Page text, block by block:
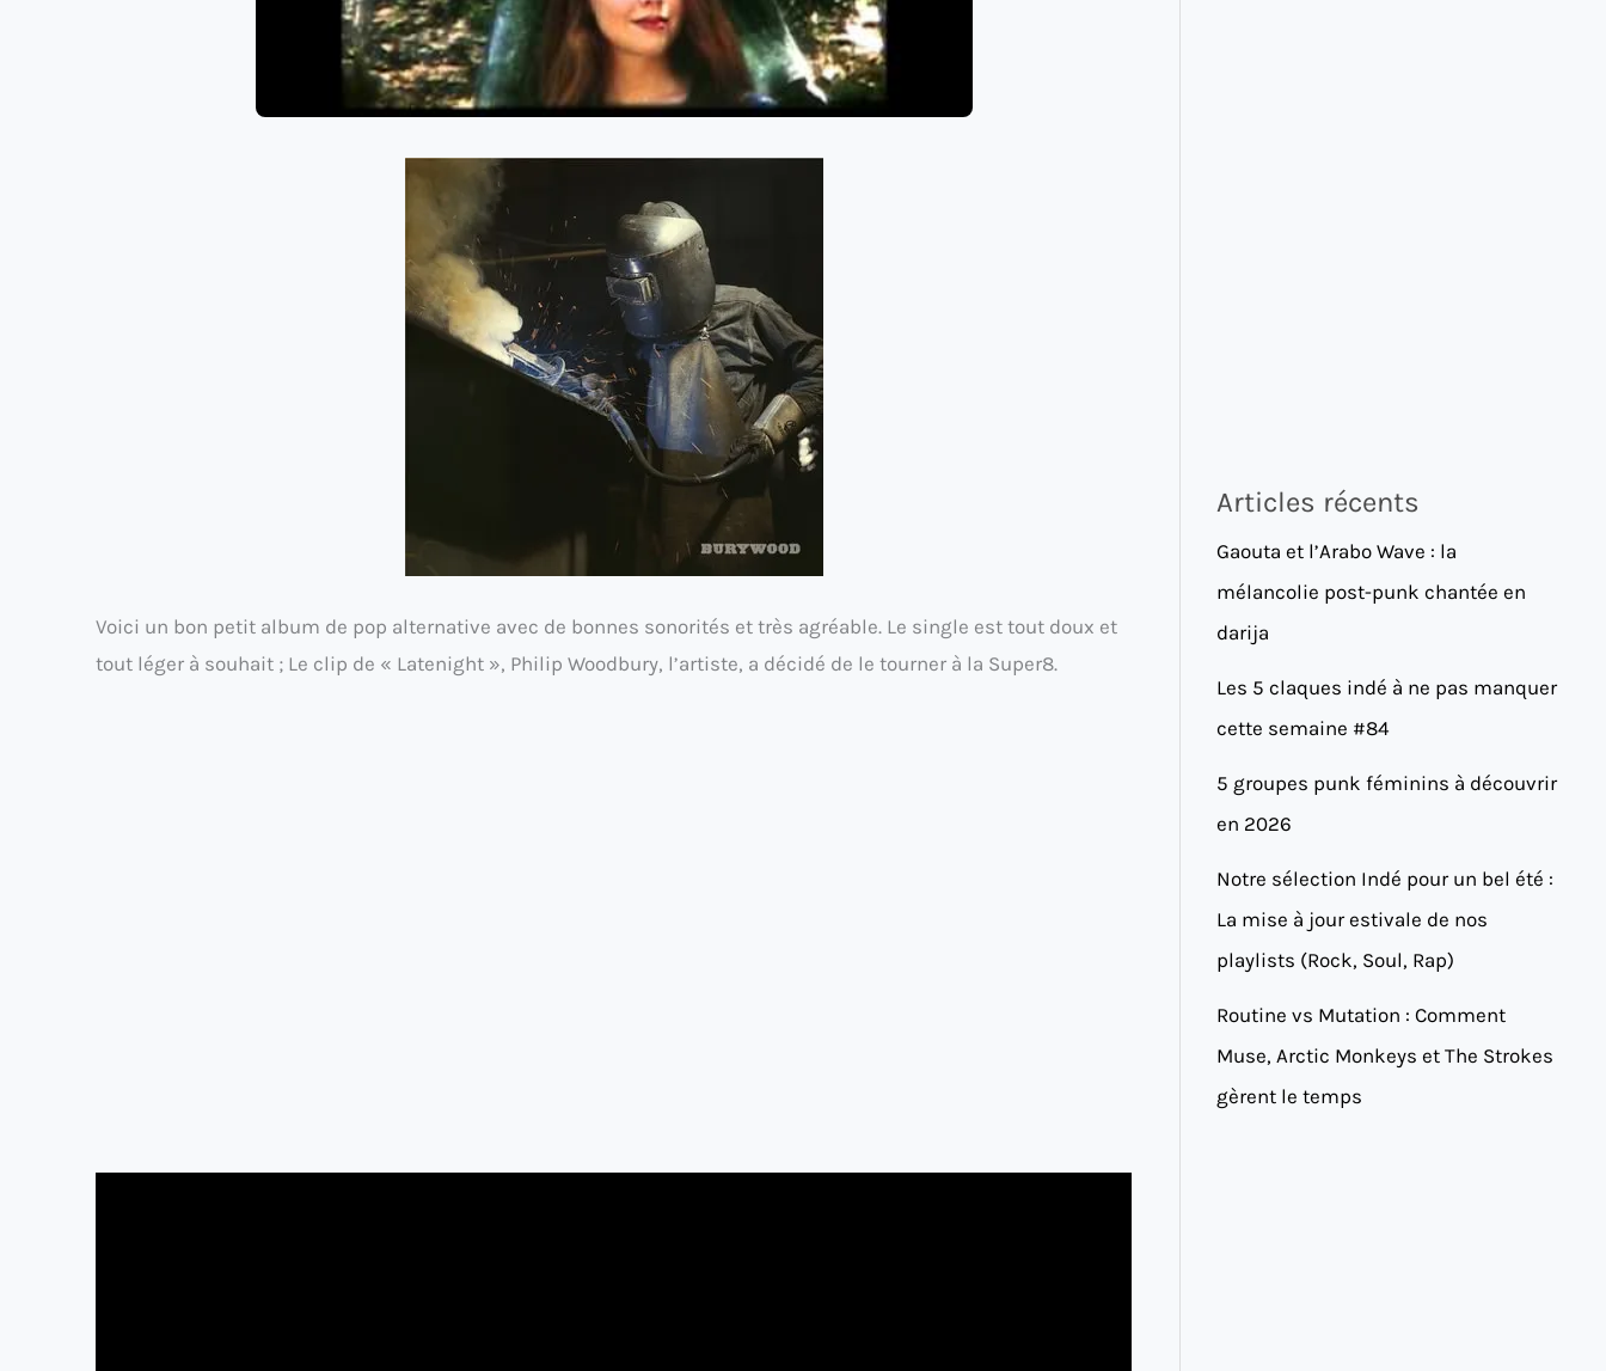
Voici un bon petit album de pop alternative avec de bonnes sonorités et très agréable. Le single est tout doux et
tout léger à souhait ; Le clip de « Latenight », Philip Woodbury, l’artiste, a décidé de le tourner à la Super8.
Articles récents
Gaouta et l’Arabo Wave : la
mélancolie post-punk chantée en
darija
Les 5 claques indé à ne pas manquer
cette semaine #84
5 groupes punk féminins à découvrir
en 2026
Notre sélection Indé pour un bel été :
La mise à jour estivale de nos
playlists (Rock, Soul, Rap)
Routine vs Mutation : Comment
Muse, Arctic Monkeys et The Strokes
gèrent le temps